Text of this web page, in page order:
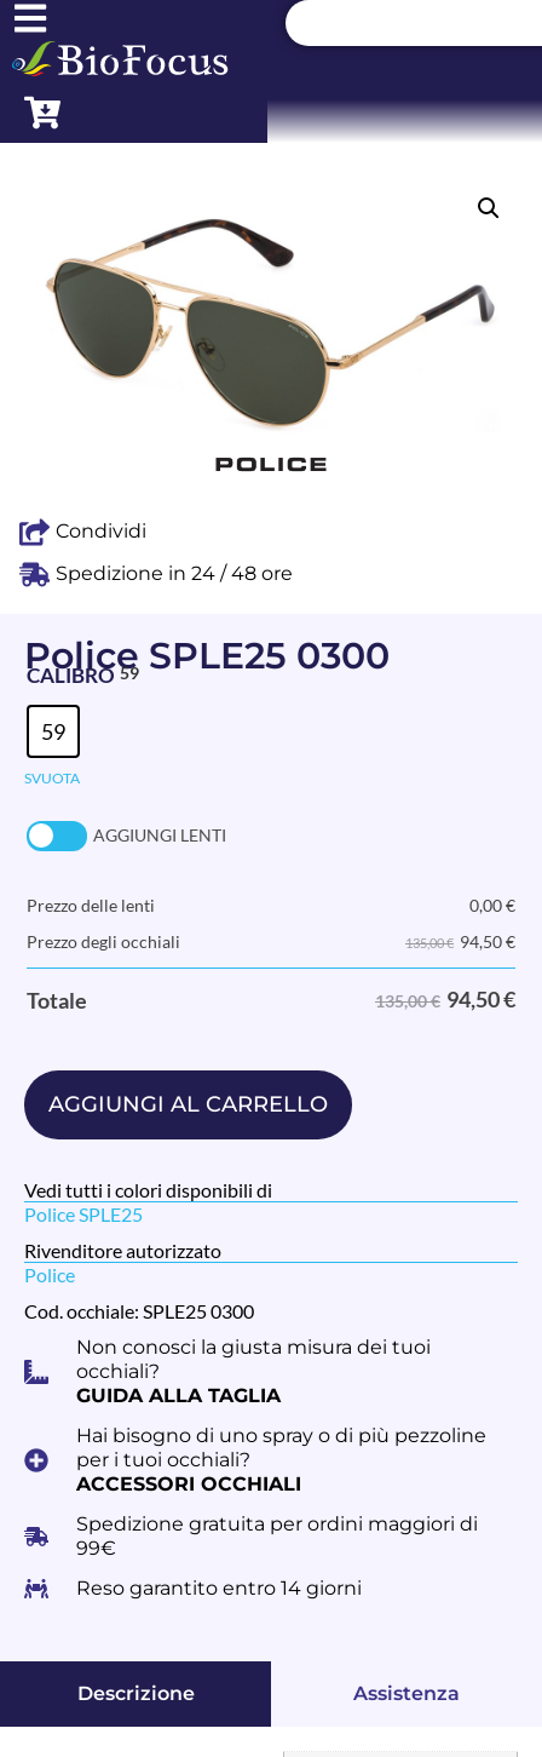
Condividi
Spedizione in 24 / 48 ore
Police SPLE25 0300
CALIBRO 59
59
SVUOTA
AGGIUNGI LENTI
Prezzo delle lenti 0,00€
Prezzo degli occhiali
135,00 € 94,50€
Totale 135,00 € 94,50€
AGGIUNGI AL CARRELLO
Vedi tutti i colori disponibili di
Police SPLE25
Rivenditore autorizzato
Police
Cod. occhiale: SPLE25 0300
Non conosci la giusta misura dei tuoi
occhiali?
GUIDA ALLA TAGLIA
Hai bisogno di uno spray o di più pezzoline
per i tuoi occhiali?
ACCESSORI OCCHIALI
Spedizione gratuita per ordini maggiori di
99€
Reso garantito entro 14 giorni
Descrizione Assistenza